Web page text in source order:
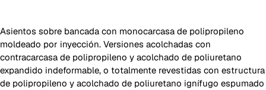
Asientos sobre bancada con monocarcasa de polipropileno
moldeado por inyección. Versiones acolchadas con
contracarcasa de polipropileno y acolchado de poliuretano
expandido indeformable, o totalmente revestidas con estructura
de polipropileno y acolchado de poliuretano ignífugo espumado